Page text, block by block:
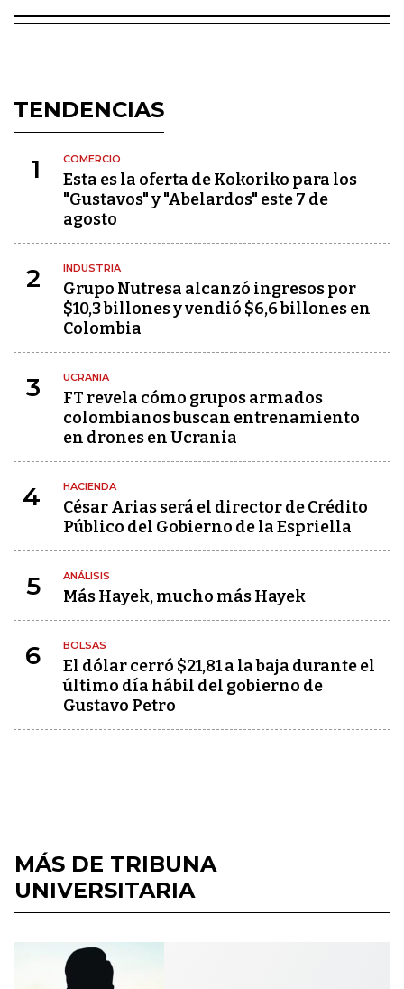
TENDENCIAS
1 COMERCIO
Esta es la oferta de Kokoriko para los
"Gustavos" y "Abelardos" este 7 de
agosto
2 INDUSTRIA
Grupo Nutresa alcanzó ingresos por
$10,3 billones y vendió $6,6 billones en
Colombia
3 UCRANIA
FT revela cómo grupos armados
colombianos buscan entrenamiento
en drones en Ucrania
4 HACIENDA
César Arias será el director de Crédito
Público del Gobierno de la Espriella
5 ANÁLISIS
Más Hayek, mucho más Hayek
6 BOLSAS
El dólar cerró $21,81 a la baja durante el
último día hábil del gobierno de
Gustavo Petro
MÁS DE TRIBUNA
UNIVERSITARIA